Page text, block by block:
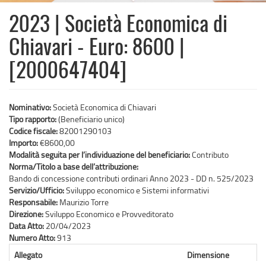
2023 | Società Economica di
Chiavari - Euro: 8600 |
[2000647404]
Nominativo:Società Economica di Chiavari
Tipo rapporto:(Beneficiario unico)
Codice fiscale:82001290103
Importo:€8600,00
Modalità seguita per l’individuazione del beneficiario:Contributo
Norma/Titolo a base dell’attribuzione:
Bando di concessione contributi ordinari Anno 2023 - DD n. 525/2023
Servizio/Ufficio:Sviluppo economico e Sistemi informativi
Responsabile: Maurizio Torre
Direzione:Sviluppo Economico e Provveditorato
Data Atto: 20/04/2023
Numero Atto:913
Allegato
Dimensione